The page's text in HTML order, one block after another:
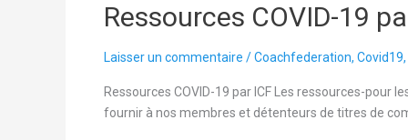
Ressources COVID-19
Laisser un commentaire /Coachfederation, Covid19,
Ressources COVID-19 par ICF Les ressources-pour
fournir à nos membres et détenteurs de titres de
Ressources
COVID-
19
ICF